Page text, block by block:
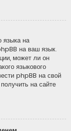
языка на
на ваш язык.
может ли он
языкового
phpBB на свой
на сайте